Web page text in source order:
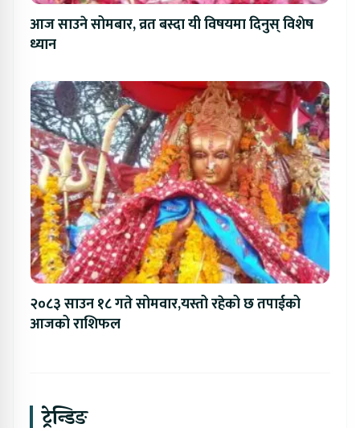
आज साउने सोमबार, व्रत बस्दा यी विषयमा दिनुस् विशेष
ध्यान
२०८३ साउन १८ गते सोमवार,यस्तो रहेको छ तपाईको
आजको राशिफल
ट्रेन्डिङ